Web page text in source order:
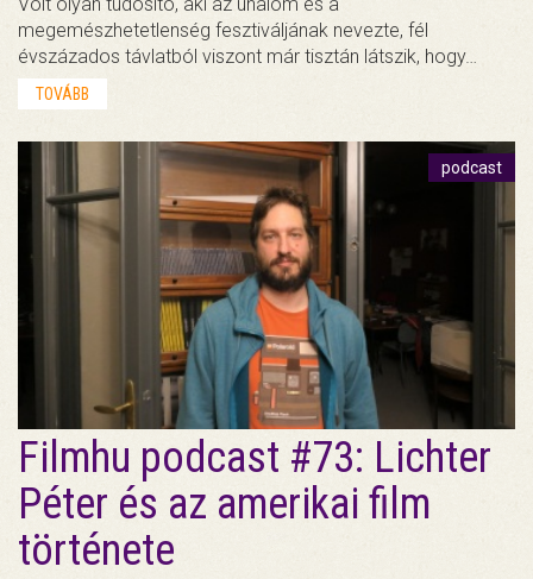
megemészhetetlenség fesztiváljának nevezte, fél
évszázados távlatból viszont már tisztán látszik, hogy…
TOVÁBB
podcast
Filmhu podcast #73: Lichter
Péter és az amerikai film
története